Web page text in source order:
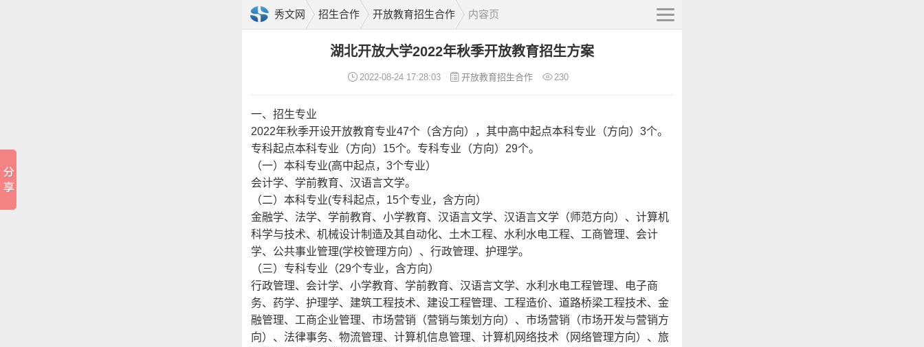
秀文网 招生合作 开放教育招生合作 内容页
湖北开放大学2022年秋季开放教育招生方案
2022-08-24 17:28:03 开放教育招生合作 230
一、招生专业
2022年秋季开设开放教育专业47个（含方向），其中高中起点本科专业（方向）3个。
专科起点本科专业（方向）15个。专科专业（方向）29个。
（一）本科专业(高中起点，3个专业）
会计学、学前教育、汉语言文学。
（二）本科专业(专科起点，15个专业，含方向）
金融学、法学、学前教育、小学教育、汉语言文学、汉语言文学（师范方向）、计算机
科学与技术、机械设计制造及其自动化、土木工程、水利水电工程、工商管理、会计
学、公共事业管理(学校管理方向）、行政管理、护理学。
（三）专科专业（29个专业，含方向）
行政管理、会计学、小学教育、学前教育、汉语言文学、水利水电工程管理、电子商
务、药学、护理学、建筑工程技术、建设工程管理、工程造价、道路桥梁工程技术、金
融管理、工商企业管理、市场营销（营销与策划方向）、市场营销（市场开发与营销方
向）、法律事务、物流管理、计算机信息管理、计算机网络技术（网络管理方向）、旅